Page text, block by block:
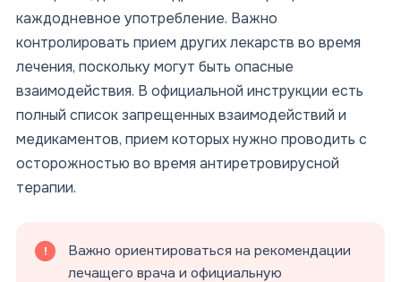
каждодневное употребление. Важно
контролировать прием других лекарств во время
лечения, поскольку могут быть опасные
взаимодействия. В официальной инструкции есть
полный список запрещенных взаимодействий и
медикаментов, прием которых нужно проводить с
осторожностью во время антиретровирусной
терапии.
Важно ориентироваться на рекомендации
лечащего врача и официальную